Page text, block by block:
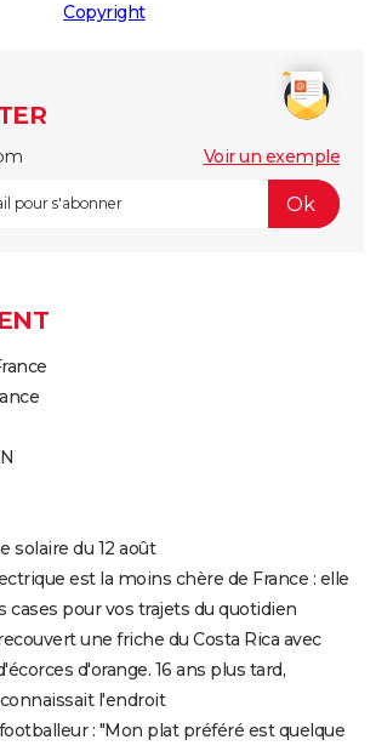
Copyright
Voir un exemple
solaire du 12 août
est la moins chère de France : elle
cases pour vos trajets du quotidien
une friche du Costa Rica avec
d'orange. 16 ans plus tard,
l'endroit
: "Mon plat préféré est quelque